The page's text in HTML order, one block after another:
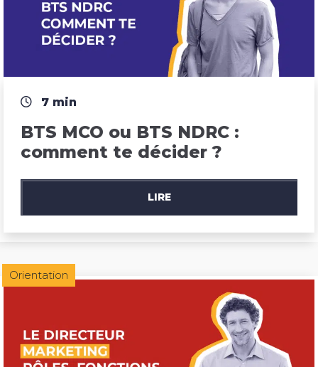
7 min
BTS MCO ou BTS NDRC :
comment te décider ?
LIRE
Orientation